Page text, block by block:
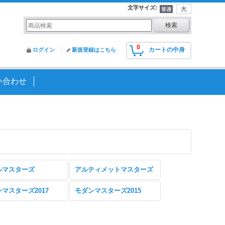
文字サイズ:
0 カートの中身
ログイン 新規登録はこちら
合わせ
マスターズ アルティメットマスターズ
マスターズ2017 モダンマスターズ2015